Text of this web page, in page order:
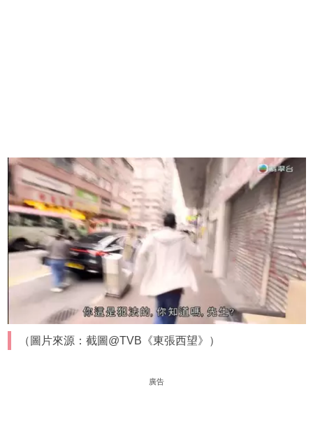
（圖片來源：截圖@TVB《東張西望》）
廣告